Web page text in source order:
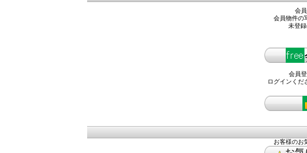
会
会員物件の
未登
会員
ログインくだ
お客様のお